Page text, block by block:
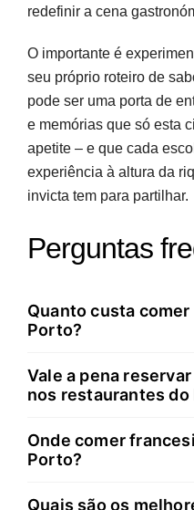
redefinir a cena
O importante é
seu próprio roteiro de
pode ser uma porta de
e memórias que só esta
apetite – e que cada
experiência à altura da
invicta tem para partilhar.
Perguntas
Quanto custa
Porto?
Os preços variam entre
Tascas tradicionais
€ – 30 €, e
para todos os
Vale a pena
nos restaurantes do
Sim, especialmente em
Michelin, espaços com
Onde comer
Porto?
O Café Santiago, na
Quais são os